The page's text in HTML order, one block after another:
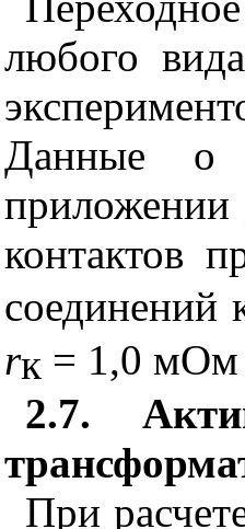
любого
Данные о
приложении
контактов
соединений
rк = 1,0 мОм
2.7.
При